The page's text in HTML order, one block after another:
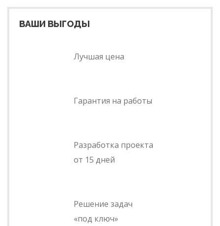
ВАШИ ВЫГОДЫ
Лучшая цена
Гарантия на работы
Разработка проекта
от 15 дней
Решение задач
«под ключ»